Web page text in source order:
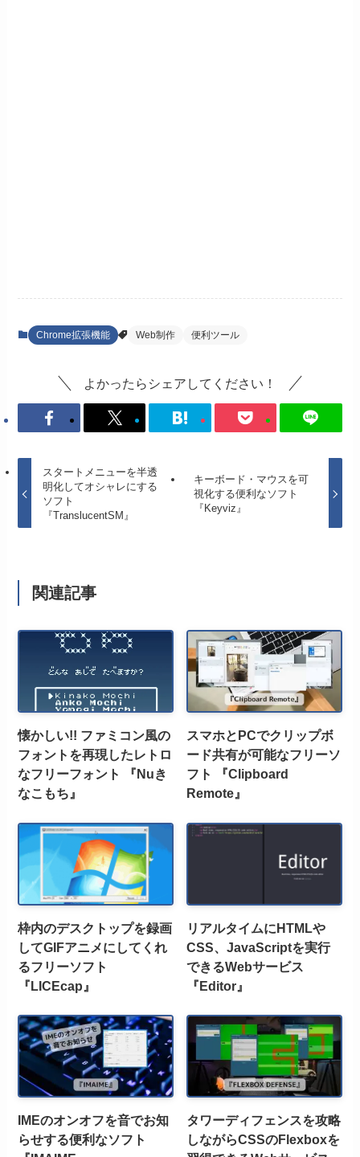
Chrome拡張機能 Web制作 便利ツール
よかったらシェアしてください！
スタートメニューを半透
明化してオシャレにする
ソフト
『TranslucentSM』
キーボード・マウスを可
視化する便利なソフト
『Keyviz』
関連記事
懐かしい!! ファミコン風の
フォントを再現したレトロ
なフリーフォント 『Nuき
なこもち』
スマホとPCでクリップボ
ード共有が可能なフリーソ
フト 『Clipboard
Remote』
枠内のデスクトップを録画
してGIFアニメにしてくれ
るフリーソフト
『LICEcap』
リアルタイムにHTMLや
CSS、JavaScriptを実行
できるWebサービス
『Editor』
IMEのオンオフを音でお知
らせする便利なソフト
タワーディフェンスを攻略
しながらCSSのFlexboxを